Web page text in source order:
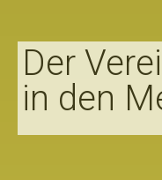
Der
in den